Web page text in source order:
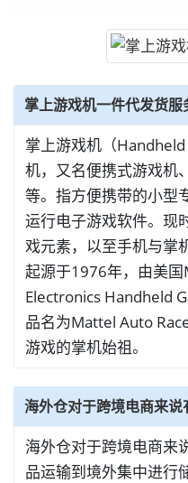
掌上游戏机一件代发货服
掌上游戏机（
机，又名便携式游戏机
等。指方便携带的小型
运行电子游戏软件。现
戏元素，以至手机与掌
起源于1976年，由美
Electronics Handheld
品名为Mattel Auto
游戏的掌机始祖。
海外仓对于跨境电商来说
海外仓对于跨境电商来
品运输到境外集中进行